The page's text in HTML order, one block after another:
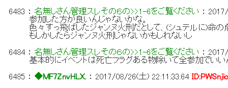
6483 ：名無しさん管理スレその６の>>1-6をご覧ください ：
参加した方が良いんじゃないかな。
色々すっ飛ばしたジャンヌ火刑だとして、(シュテルに)
もしかしたらジャンヌ火刑じゃないかもしれないし
6484 ：名無しさん管理スレその６の>>1-6をご覧ください ：
基本的にイベントは死亡フラグある物除いて全参加でいい
6485 ：◆MF7ZnvHLX. ：2017/08/26(土) 22:11:33.64